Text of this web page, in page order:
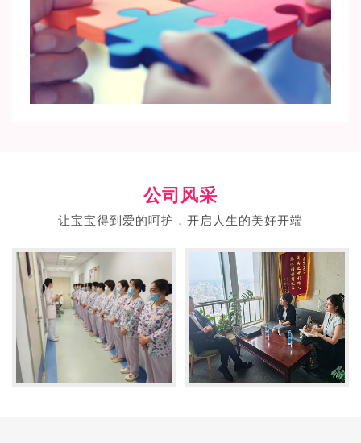
公司风采
让宝宝得到爱的呵护，开启人生的美好开端